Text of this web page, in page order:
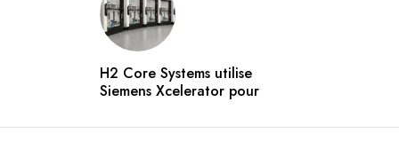
H2 Core Systems utilise
Siemens Xcelerator pour